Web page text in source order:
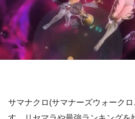
サマナクロ(サマナーズウォーク